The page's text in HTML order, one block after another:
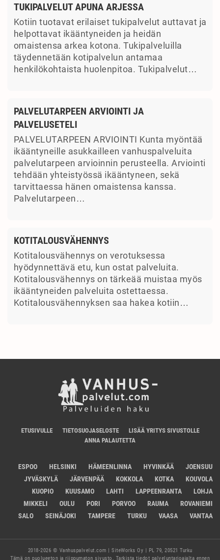
TUKIPALVELUT APUNA ARJESSA
Kotiin tuotavat erilaiset tukipalvelut auttavat ja
helpottavat ikääntyneiden ja heidän
omaistensa arkea kotona. Tukipalveluilla
täydennetään kotipalvelun antamaa
henkilökohtaista huolenpitoa. Tukipalvelut…
PALVELUTARPEEN ARVIOINTI JA
PALVELUSETELI
PALVELUTARPEEN ARVIOINTI Kunta myöntää
ikääntyneille asukkailleen vanhuspalveluita
palvelutarpeen arvioinnin perusteella. Arviointi
tehdään yhteistyössä ikääntyneen, sekä
tarvittaessa hänen omaistensa kanssa.
Palvelutarpeen…
KOTITALOUSVÄHENNYS
Kotitalousvähennys on verotuksessa
hyödynnettävä etu, kun ostat palveluita.
Kotitalousvähennys on tärkeää muistaa myös
ikääntyneiden palveluita ostettaessa.
Kotitalousvähennyksen saa hakea kotiin…
ETUSIVULLE TIETOSUOJASELOSTE
LISÄÄ YRITYS SIVUSTOLLE
ANNA PALAUTETTA
ESPOO HELSINKI HÄMEENLINNA HYVINKÄÄ
JOENSUU
JYVÄSKYLÄ
JÄRVENPÄÄ KOKKOLA KOTKA
KOUVOLA
KUOPIO
KUUSAMO LAHTI LAPPEENRANTA
LOHJA
MIKKELI
OULU PORI PORVOO RAUMA
ROVANIEMI
SALO
SEINÄJOKI TAMPERE TURKU VAASA VANTAA
2018-2026 © Vanhuspalvelut.com | SiteWorks Oy | PL 79, 20521 Turku
Tämä on puolueeton ja riippumaton sivusto. Tarkista tiedot palveluntarjoajalta ennen